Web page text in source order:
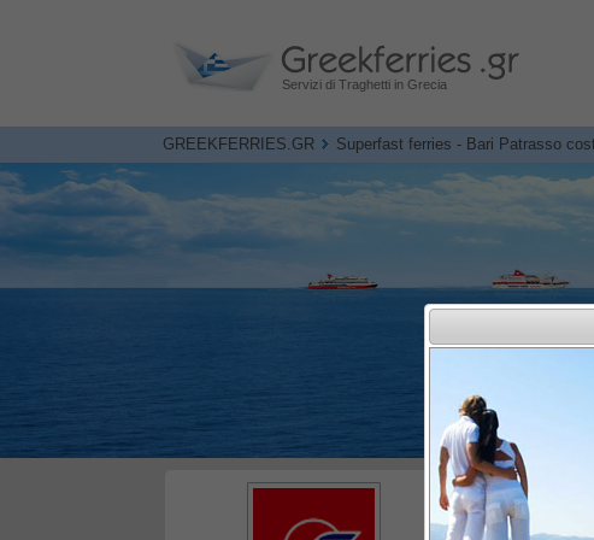
Servizi di Traghetti in Grecia
GREEKFERRIES.GR Superfast ferries - Bari Patrasso